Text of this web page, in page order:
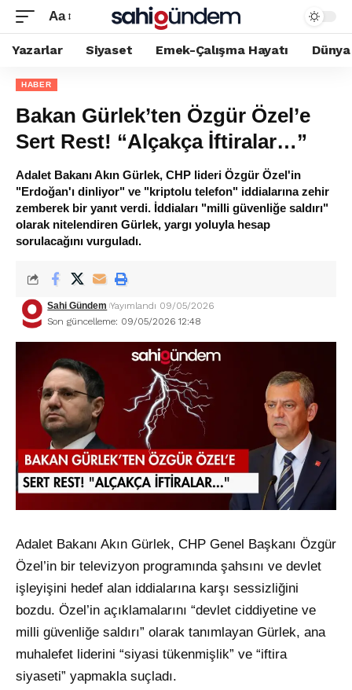
Aa
Yazarlar Siyaset Emek-Çalışma Hayatı Dünya
HABER
Bakan Gürlek’ten Özgür Özel’e
Sert Rest! “Alçakça İftiralar…”
Adalet Bakanı Akın Gürlek, CHP lideri Özgür Özel'in
"Erdoğan'ı dinliyor" ve "kriptolu telefon" iddialarına zehir
zemberek bir yanıt verdi. İddiaları "milli güvenliğe saldırı"
olarak nitelendiren Gürlek, yargı yoluyla hesap
sorulacağını vurguladı.
Son güncelleme: 09/05/2026 12:48
Sahi Gündem Yayımlandı 09/05/2026
Adalet Bakanı Akın Gürlek, CHP Genel Başkanı Özgür
Özel’in bir televizyon programında şahsını ve devlet
işleyişini hedef alan iddialarına karşı sessizliğini
bozdu. Özel’in açıklamalarını “devlet ciddiyetine ve
milli güvenliğe saldırı” olarak tanımlayan Gürlek, ana
muhalefet liderini “siyasi tükenmişlik” ve “iftira
siyaseti” yapmakla suçladı.